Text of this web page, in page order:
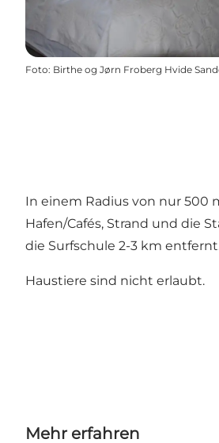
Foto: Birthe og Jørn Froberg Hvide
In einem Radius von nur 500
Hafen/Cafés, Strand und die
die Surfschule 2-3 km
Haustiere sind nicht erlaubt.
Mehr erfahren